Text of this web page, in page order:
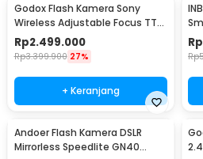
Godox Flash Kamera Sony
Wireless Adjustable Focus TTL
2980mAh 76Ws - V860IIIS
Rp2.499.000
Rp3.399.900 27%
+ Keranjang
Rp
Rp
Andoer Flash Kamera DSLR
Mirrorless Speedlite GN40